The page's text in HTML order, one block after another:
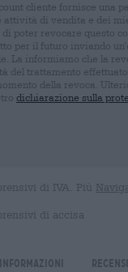
cliente fornisce una
attività di vendita e dei
di poter revocare questo
per il futuro inviando
La informiamo che la
del trattamento effettuato
della revoca.
dichiarazione sulla
di IVA. Più
di accisa
Informazioni